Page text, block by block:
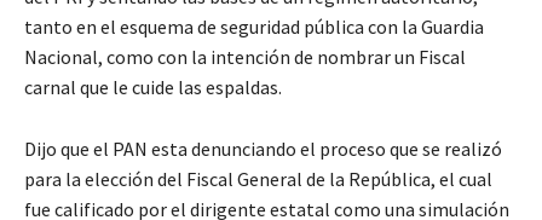
tanto en el esquema de seguridad pública con la Guardia
Nacional, como con la intención de nombrar un Fiscal
carnal que le cuide las espaldas.
Dijo que el PAN esta denunciando el proceso que se realizó
para la elección del Fiscal General de la República, el cual
fue calificado por el dirigente estatal como una simulación